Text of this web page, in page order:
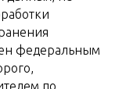
федеральным
по